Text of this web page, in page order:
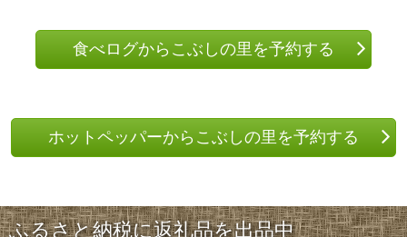
食べログからこぶしの里を予約する
ホットペッパーからこぶしの里を予約する
ふるさと納税に返礼品を出品中